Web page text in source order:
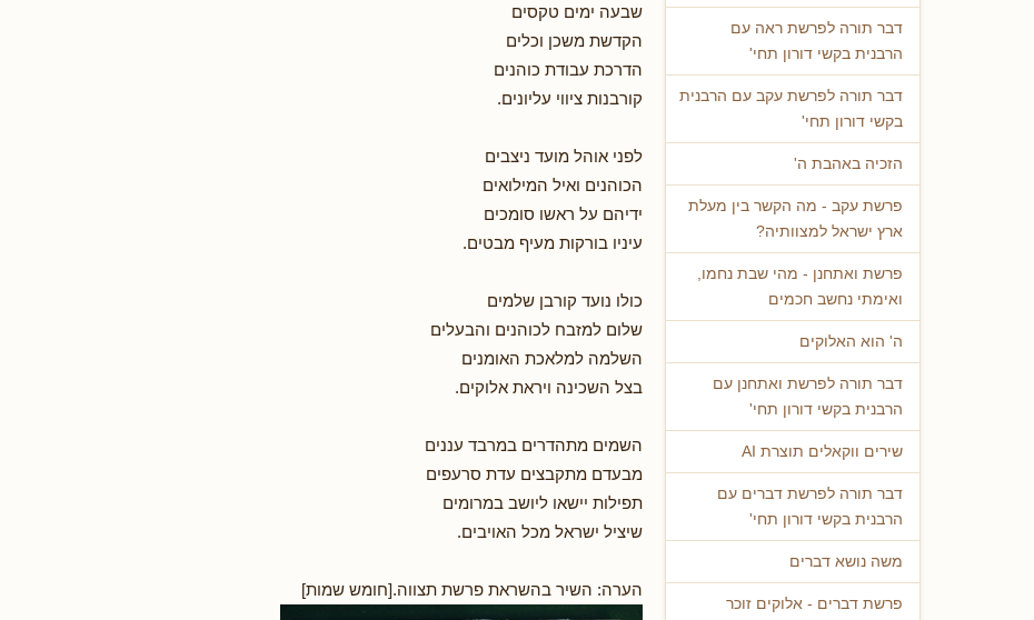
דבר תורה לפרשת ראה עם
הרבנית בקשי דורון תחי'
דבר תורה לפרשת עקב עם הרבנית
בקשי דורון תחי'
הזכיה באהבת ה'
פרשת עקב - מה הקשר בין מעלת
ארץ ישראל למצוותיה?
פרשת ואתחנן - מהי שבת נחמו,
ואימתי נחשב חכמים
ה' הוא האלוקים
דבר תורה לפרשת ואתחנן עם
הרבנית בקשי דורון תחי'
שירים ווקאלים תוצרת AI
דבר תורה לפרשת דברים עם
הרבנית בקשי דורון תחי'
משה נושא דברים
פרשת דברים - אלוקים זוכר
שבעה ימים טקסים
הקדשת משכן וכלים
הדרכת עבודת כוהנים
קורבנות ציווי עליונים.
לפני אוהל מועד ניצבים
הכוהנים ואיל המילואים
ידיהם על ראשו סומכים
עיניו בורקות מעיף מבטים.
כולו נועד קורבן שלמים
שלום למזבח לכוהנים והבעלים
השלמה למלאכת האומנים
בצל השכינה ויראת אלוקים.
השמים מתהדרים במרבד עננים
מבעדם מתקבצים עדת סרעפים
תפילות יישאו ליושב במרומים
שיציל ישראל מכל האויבים.
הערה: השיר בהשראת פרשת תצווה.[חומש שמות]